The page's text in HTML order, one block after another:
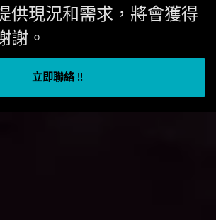
供現況和需求，將會獲得
謝。
立即聯絡 !!